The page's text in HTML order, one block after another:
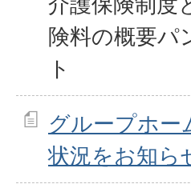
険料の概要パ
ト
グループホー
状況をお知ら